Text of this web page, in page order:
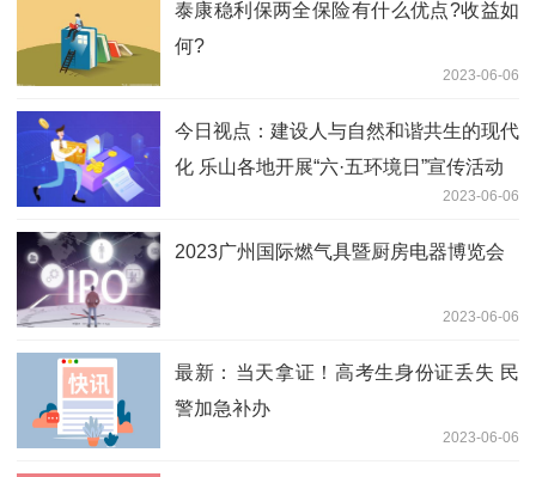
泰康稳利保两全保险有什么优点?收益如
何?
2023-06-06
今日视点：建设人与自然和谐共生的现代
化 乐山各地开展“六·五环境日”宣传活动
2023-06-06
2023广州国际燃气具暨厨房电器博览会
2023-06-06
最新： 当天拿证！高考生身份证丢失 民
警加急补办
2023-06-06